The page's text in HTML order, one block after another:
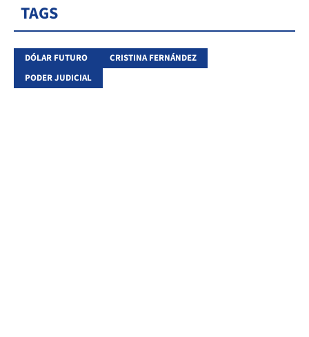
TAGS
DÓLAR FUTURO
CRISTINA FERNÁNDEZ
PODER JUDICIAL